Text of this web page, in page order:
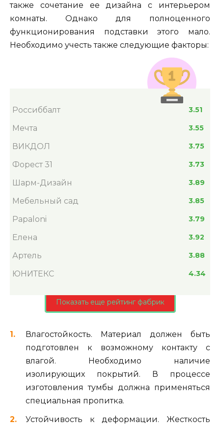
также сочетание ее дизайна с интерьером
комнаты. Однако для полноценного
функционирования подставки этого мало.
Необходимо учесть также следующие факторы:
Россиббалт 3.51
Мечта 3.55
ВИКДОЛ 3.75
Форест 31 3.73
Шарм-Дизайн 3.89
Мебельный сад 3.85
Papaloni 3.79
Елена 3.92
Артель 3.88
ЮНИТЕКС 4.34
Показать еще рейтинг фабрик
Влагостойкость. Материал должен быть
подготовлен к возможному контакту с
влагой. Необходимо наличие
изолирующих покрытий. В процессе
изготовления тумбы должна применяться
специальная пропитка.
Устойчивость к деформации. Жесткость